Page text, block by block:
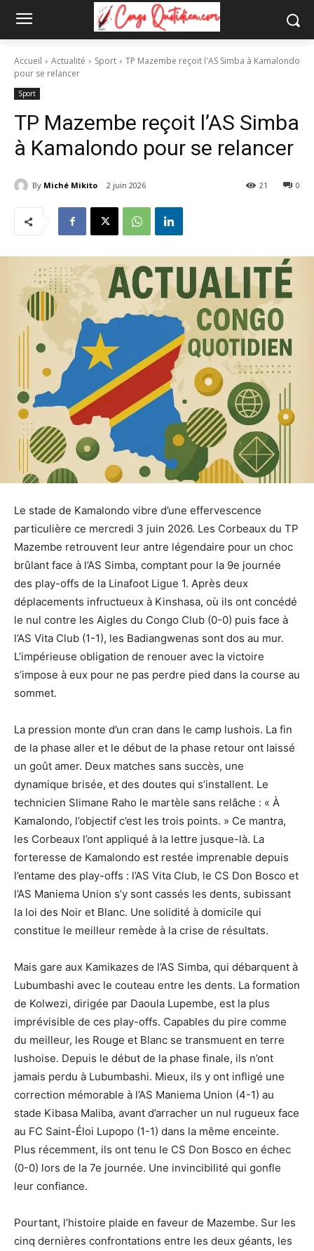
Accueil Actualité Sport
TP Mazembe reçoit l'AS Simba à Kamalondo
pour se relancer
Sport
TP Mazembe reçoit l’AS Simba
à Kamalondo pour se relancer
By Miché Mikito 2 juin 2026 0
21
Le stade de Kamalondo vibre d’une effervescence
particulière ce mercredi 3 juin 2026. Les Corbeaux du TP
Mazembe retrouvent leur antre légendaire pour un choc
brûlant face à l’AS Simba, comptant pour la 9e journée
des play-offs de la Linafoot Ligue 1. Après deux
déplacements infructueux à Kinshasa, où ils ont concédé
le nul contre les Aigles du Congo Club (0-0) puis face à
l’AS Vita Club (1-1), les Badiangwenas sont dos au mur.
L’impérieuse obligation de renouer avec la victoire
s’impose à eux pour ne pas perdre pied dans la course au
sommet.
La pression monte d’un cran dans le camp lushois. La fin
de la phase aller et le début de la phase retour ont laissé
un goût amer. Deux matches sans succès, une
dynamique brisée, et des doutes qui s’installent. Le
technicien Slimane Raho le martèle sans relâche : « À
Kamalondo, l’objectif c’est les trois points. » Ce mantra,
les Corbeaux l’ont appliqué à la lettre jusque-là. La
forteresse de Kamalondo est restée imprenable depuis
l’entame des play-offs : l’AS Vita Club, le CS Don Bosco et
l’AS Maniema Union s’y sont cassés les dents, subissant
la loi des Noir et Blanc. Une solidité à domicile qui
constitue le meilleur remède à la crise de résultats.
Mais gare aux Kamikazes de l’AS Simba, qui débarquent à
Lubumbashi avec le couteau entre les dents. La formation
de Kolwezi, dirigée par Daoula Lupembe, est la plus
imprévisible de ces play-offs. Capables du pire comme
du meilleur, les Rouge et Blanc se transmuent en terre
lushoise. Depuis le début de la phase finale, ils n’ont
jamais perdu à Lubumbashi. Mieux, ils y ont infligé une
correction mémorable à l’AS Maniema Union (4-1) au
stade Kibasa Maliba, avant d’arracher un nul rugueux face
au FC Saint-Éloi Lupopo (1-1) dans la même enceinte.
Plus récemment, ils ont tenu le CS Don Bosco en échec
(0-0) lors de la 7e journée. Une invincibilité qui gonfle
leur confiance.
Pourtant, l’histoire plaide en faveur de Mazembe. Sur les
cinq dernières confrontations entre les deux géants, les